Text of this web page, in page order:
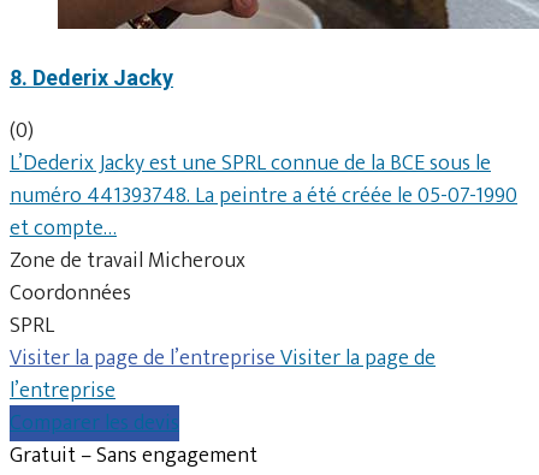
8. Dederix Jacky
(0)
L’Dederix Jacky est une SPRL connue de la BCE sous le
numéro 441393748. La peintre a été créée le 05-07-1990
et compte…
Zone de travail Micheroux
Coordonnées
SPRL
Visiter la page de l’entrepriseVisiter la page de
l’entreprise
Comparer les devis
Gratuit – Sans engagement